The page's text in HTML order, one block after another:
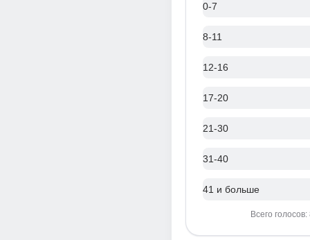
0-7
8-11
12-16
17-20
21-30
31-40
41 и больше
Всего голосов: